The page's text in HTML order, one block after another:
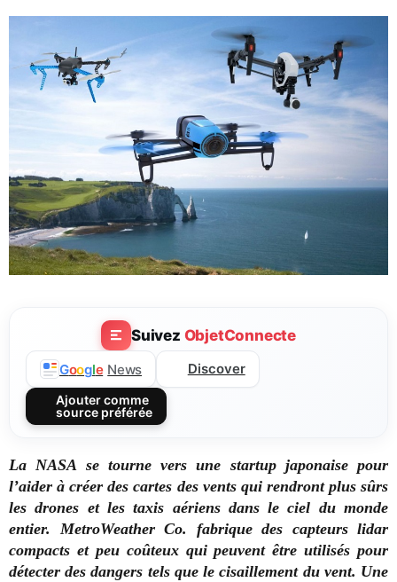
Suivez ObjetConnecte
Google News Discover
Ajouter comme
source préférée
La NASA se tourne vers une startup japonaise pour
l’aider à créer des cartes des vents qui rendront plus sûrs
les drones et les taxis aériens dans le ciel du monde
entier. MetroWeather Co. fabrique des capteurs lidar
compacts et peu coûteux qui peuvent être utilisés pour
détecter des dangers tels que le cisaillement du vent. Une